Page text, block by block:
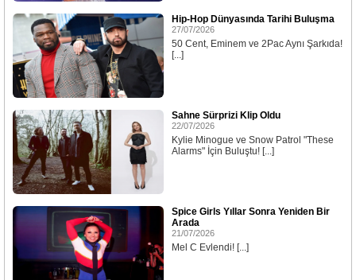
Hip-Hop Dünyasında Tarihi Buluşma
27/07/2026
50 Cent, Eminem ve 2Pac Aynı Şarkıda!
[...]
Sahne Sürprizi Klip Oldu
22/07/2026
Kylie Minogue ve Snow Patrol "These
Alarms" İçin Buluştu! [...]
Spice Girls Yıllar Sonra Yeniden Bir
Arada
21/07/2026
Mel C Evlendi! [...]